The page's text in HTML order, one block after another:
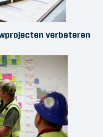
verbeteren